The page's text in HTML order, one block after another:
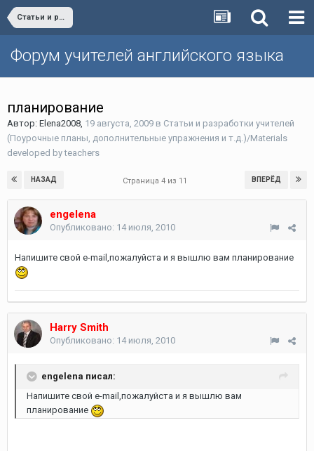
Статьи и разработки учителей (Поурочные планы, дополнительные упражнения и т.д.)/Materials developed by teachers
Форум учителей английского языка
планирование
Автор: Elena2008, 19 августа, 2009 в Статьи и разработки учителей
(Поурочные планы, дополнительные упражнения и т.д.)/Materials
developed by teachers
НАЗАД ВПЕРЁД
Страница 4 из 11
engelena
Опубликовано: 14 июля, 2010
Напишите свой e-mail,пожалуйста и я вышлю вам планирование
Harry Smith
Опубликовано: 14 июля, 2010
engelena писал:
Напишите свой e-mail,пожалуйста и я вышлю вам
планирование